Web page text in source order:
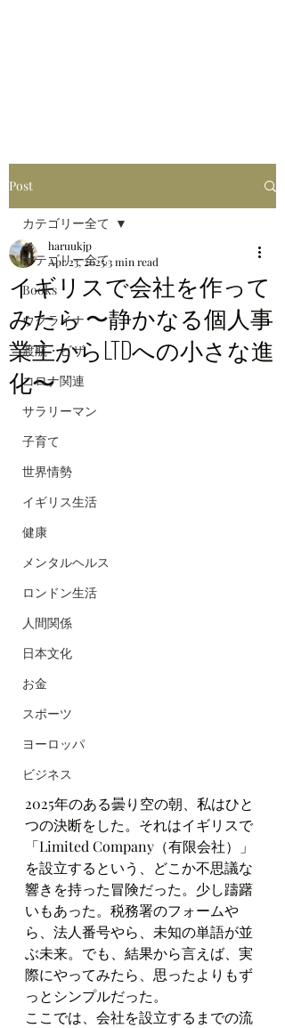
Post
カテゴリー全て
Books
ウクライナ
渡航・ビザ
コロナ関連
サラリーマン
子育て
世界情勢
イギリス生活
健康
メンタルヘルス
ロンドン生活
人間関係
日本文化
お金
スポーツ
ヨーロッパ
ビジネス
カテゴリー全て
イギリスで会社を作って
みたら 〜静かなる個人事
業主からLTDへの小さな進
化〜
haruukjp
Apr 23, 20253 min read
2025年のある曇り空の朝、私はひと
つの決断をした。それはイギリスで
「Limited Company（有限会社）」
を設立するという、どこか不思議な
響きを持った冒険だった。少し躊躇
いもあった。税務署のフォームや
ら、法人番号やら、未知の単語が並
ぶ未来。でも、結果から言えば、実
際にやってみたら、思ったよりもず
っとシンプルだった。
ここでは、会社を設立するまでの流